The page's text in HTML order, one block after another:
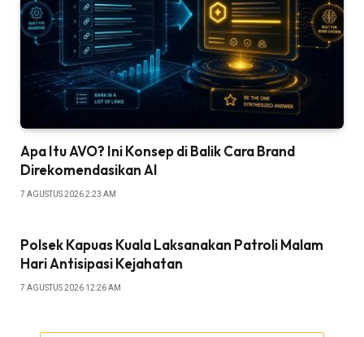
Apa Itu AVO? Ini Konsep di Balik Cara Brand
Direkomendasikan AI
7 AGUSTUS 2026 2:23 AM
Polsek Kapuas Kuala Laksanakan Patroli Malam
Hari Antisipasi Kejahatan
7 AGUSTUS 2026 12:26 AM